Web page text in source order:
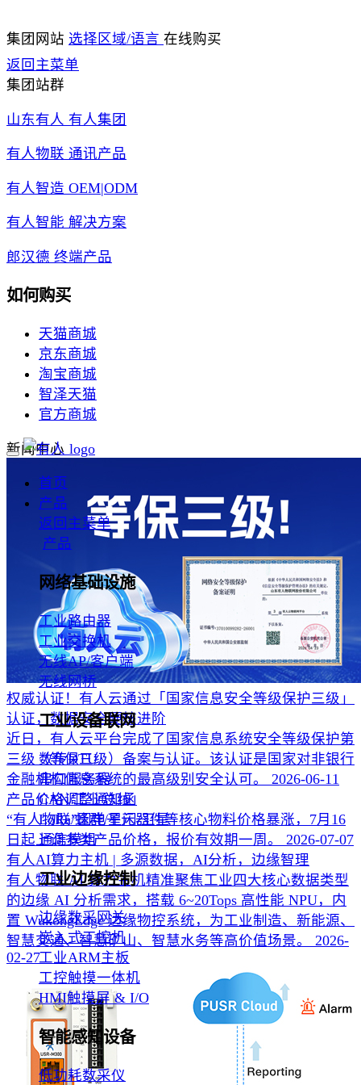
集团网站 选择区域/语言 在线购买
返回主菜单
集团站群
山东有人 有人集团
有人物联 通讯产品
有人智造 OEM|ODM
有人智能 解决方案
郎汉德 终端产品
如何购买
天猫商城
京东商城
淘宝商城
智泽天猫
官方商城
首页
产品
返回主菜单
产品
网络基础设施
工业路由器
工业交换机
无线AP/客户端
无线网桥
工业设备联网
数传DTU
串口服务器
CAN/工业总线
LoRa/蜂群/星闪/卫星
通信模组
工业边缘控制
边缘数采网关
嵌入式工控机
工业ARM主板
工控触摸一体机
HMI触摸屏 & I/O
智能感知设备
低功耗数采仪
新闻中心
权威认证！有人云通过「国家信息安全等级保护三级」
认证，数据安全硬核进阶
近日，有人云平台完成了国家信息系统安全等级保护第
三级（等保三级）备案与认证。该认证是国家对非银行
金融机构信息系统的最高级别安全认可。 2026-06-11
产品价格调整通知函
“有人物联”因电子元器件等核心物料价格暴涨，7月16
日起上调多类产品价格，报价有效期一周。 2026-07-07
有人AI算力主机 | 多源数据，AI分析，边缘智理
有人物联 AI 算力主机精准聚焦工业四大核心数据类型
的边缘 AI 分析需求，搭载 6~20Tops 高性能 NPU，内
置 WukongEdge 边缘物控系统，为工业制造、新能源、
智慧交通、智慧矿山、智慧水务等高价值场景。 2026-
02-27